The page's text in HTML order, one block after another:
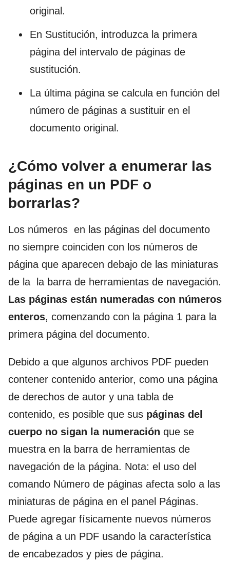
original.
En Sustitución, introduzca la primera
página del intervalo de páginas de
sustitución.
La última página se calcula en función del
número de páginas a sustituir en el
documento original.
¿Cómo volver a enumerar las
páginas en un PDF o
borrarlas?
Los números en las páginas del documento
no siempre coinciden con los números de
página que aparecen debajo de las miniaturas
de la la barra de herramientas de navegación.
Las páginas están numeradas con números
enteros, comenzando con la página 1 para la
primera página del documento.
Debido a que algunos archivos PDF pueden
contener contenido anterior, como una página
de derechos de autor y una tabla de
contenido, es posible que sus páginas del
cuerpo no sigan la numeración que se
muestra en la barra de herramientas de
navegación de la página. Nota: el uso del
comando Número de páginas afecta solo a las
miniaturas de página en el panel Páginas.
Puede agregar físicamente nuevos números
de página a un PDF usando la característica
de encabezados y pies de página.